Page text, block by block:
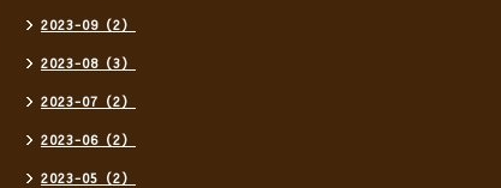
2023-09（2）
2023-08（3）
2023-07（2）
2023-06（2）
2023-05（2）